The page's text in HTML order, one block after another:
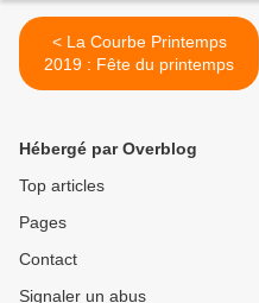
< La Courbe Printemps
2019 : Fête du printemps
Hébergé par Overblog
Top articles
Pages
Contact
Signaler un abus